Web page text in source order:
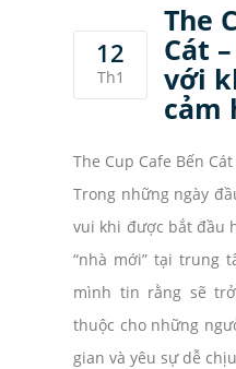
12
Th1
The
Cát
với
cảm
The Cup Cafe Bến
Trong những ngày
vui khi được bắt đầu
“nhà mới” tại trung
mình tin rằng sẽ
thuộc cho những
gian và yêu sự dễ